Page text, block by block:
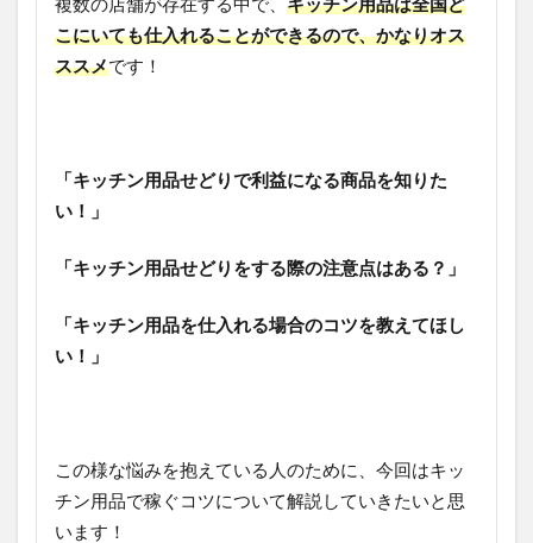
こにいても仕入れることができるので、かなりオス
ススメです！
「キッチン用品せどりで利益になる商品を知りた
い！」
「キッチン用品せどりをする際の注意点はある？」
「キッチン用品を仕入れる場合のコツを教えてほし
い！」
この様な悩みを抱えている人のために、今回はキッ
チン用品で稼ぐコツについて解説していきたいと思
います！